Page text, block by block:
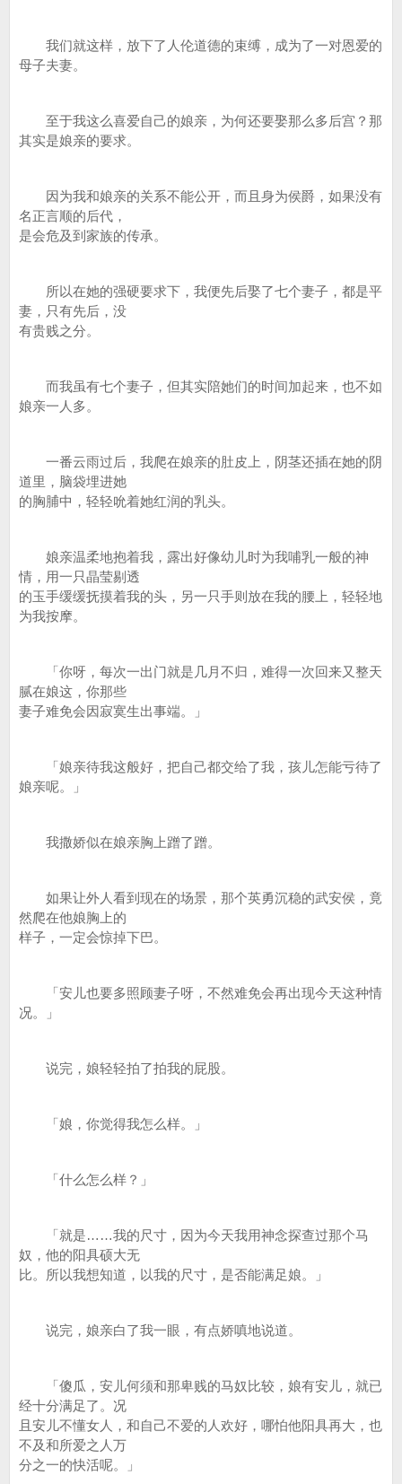
我们就这样，放下了人伦道德的束缚，成为了一对恩爱的
母子夫妻。
至于我这么喜爱自己的娘亲，为何还要娶那么多后宫？那
其实是娘亲的要求。
因为我和娘亲的关系不能公开，而且身为侯爵，如果没有
名正言顺的后代，
是会危及到家族的传承。
所以在她的强硬要求下，我便先后娶了七个妻子，都是平
妻，只有先后，没
有贵贱之分。
而我虽有七个妻子，但其实陪她们的时间加起来，也不如
娘亲一人多。
一番云雨过后，我爬在娘亲的肚皮上，阴茎还插在她的阴
道里，脑袋埋进她
的胸脯中，轻轻吮着她红润的乳头。
娘亲温柔地抱着我，露出好像幼儿时为我哺乳一般的神
情，用一只晶莹剔透
的玉手缓缓抚摸着我的头，另一只手则放在我的腰上，轻轻地
为我按摩。
「你呀，每次一出门就是几月不归，难得一次回来又整天
腻在娘这，你那些
妻子难免会因寂寞生出事端。」
「娘亲待我这般好，把自己都交给了我，孩儿怎能亏待了
娘亲呢。」
我撒娇似在娘亲胸上蹭了蹭。
如果让外人看到现在的场景，那个英勇沉稳的武安侯，竟
然爬在他娘胸上的
样子，一定会惊掉下巴。
「安儿也要多照顾妻子呀，不然难免会再出现今天这种情
况。」
说完，娘轻轻拍了拍我的屁股。
「娘，你觉得我怎么样。」
「什么怎么样？」
「就是……我的尺寸，因为今天我用神念探查过那个马
奴，他的阳具硕大无
比。所以我想知道，以我的尺寸，是否能满足娘。」
说完，娘亲白了我一眼，有点娇嗔地说道。
「傻瓜，安儿何须和那卑贱的马奴比较，娘有安儿，就已
经十分满足了。况
且安儿不懂女人，和自己不爱的人欢好，哪怕他阳具再大，也
不及和所爱之人万
分之一的快活呢。」